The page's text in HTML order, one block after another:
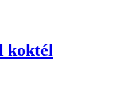
koktél